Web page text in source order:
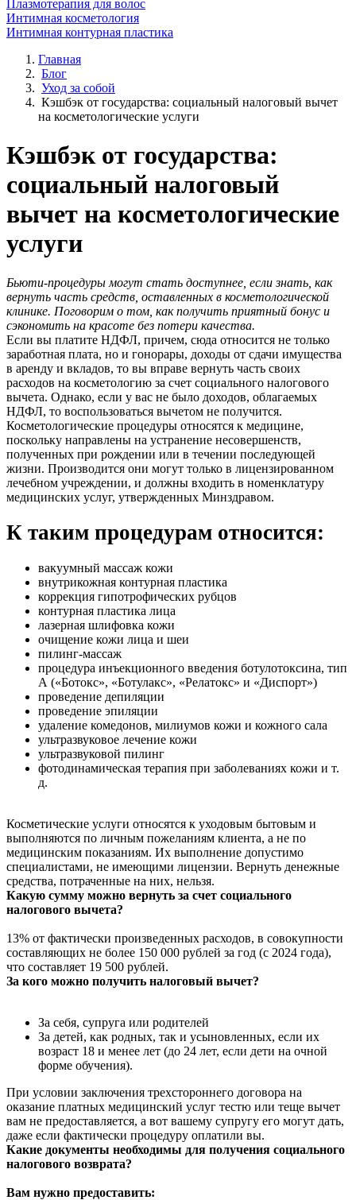
Плазмотерапия для волос
Интимная косметология
Интимная контурная пластика
Главная
Блог
Уход за собой
Кэшбэк от государства: социальный налоговый вычет
на косметологические услуги
Кэшбэк от государства:
социальный налоговый
вычет на косметологические
услуги
Бьюти-процедуры могут стать доступнее, если знать, как
вернуть часть средств, оставленных в косметологической
клинике. Поговорим о том, как получить приятный бонус и
сэкономить на красоте без потери качества.
Если вы платите НДФЛ, причем, сюда относится не только
заработная плата, но и гонорары, доходы от сдачи имущества
в аренду и вкладов, то вы вправе вернуть часть своих
расходов на косметологию за счет социального налогового
вычета. Однако, если у вас не было доходов, облагаемых
НДФЛ, то воспользоваться вычетом не получится.
Косметологические процедуры относятся к медицине,
поскольку направлены на устранение несовершенств,
полученных при рождении или в течении последующей
жизни. Производится они могут только в лицензированном
лечебном учреждении, и должны входить в номенклатуру
медицинских услуг, утвержденных Минздравом.
К таким процедурам относится:
вакуумный массаж кожи
внутрикожная контурная пластика
коррекция гипотрофических рубцов
контурная пластика лица
лазерная шлифовка кожи
очищение кожи лица и шеи
пилинг-массаж
процедура инъекционного введения ботулотоксина, тип
А («Ботокс», «Ботулакс», «Релатокс» и «Диспорт»)
проведение депиляции
проведение эпиляции
удаление комедонов, милиумов кожи и кожного сала
ультразвуковое лечение кожи
ультразвуковой пилинг
фотодинамическая терапия при заболеваниях кожи и т.
д.
Косметические услуги относятся к уходовым бытовым и
выполняются по личным пожеланиям клиента, а не по
медицинским показаниям. Их выполнение допустимо
специалистами, не имеющими лицензии. Вернуть денежные
средства, потраченные на них, нельзя.
Какую сумму можно вернуть за счет социального
налогового вычета?
13% от фактически произведенных расходов, в совокупности
составляющих не более 150 000 рублей за год (с 2024 года),
что составляет 19 500 рублей.
За кого можно получить налоговый вычет?
За себя, супруга или родителей
За детей, как родных, так и усыновленных, если их
возраст 18 и менее лет (до 24 лет, если дети на очной
форме обучения).
При условии заключения трехстороннего договора на
оказание платных медицинский услуг тестю или теще вычет
вам не предоставляется, а вот вашему супругу его могут дать,
даже если фактически процедуру оплатили вы.
Какие документы необходимы для получения социального
налогового возврата?
Вам нужно предоставить: